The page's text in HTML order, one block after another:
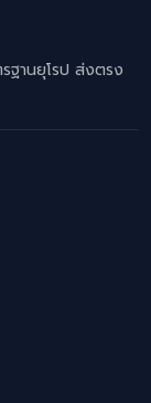
ฐานยุโรป ส่งตรง